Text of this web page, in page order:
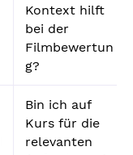
Kontext hilft
bei der
Filmbewertun
g?
Bin ich auf
Kurs für die
relevanten